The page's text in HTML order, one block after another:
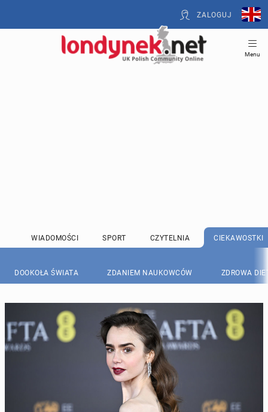
ZALOGUJ
Menu
WIADOMOŚCI SPORT CZYTELNIA CIEKAWOSTKI
DOOKOŁA ŚWIATA ZDANIEM NAUKOWCÓW ZDROWA